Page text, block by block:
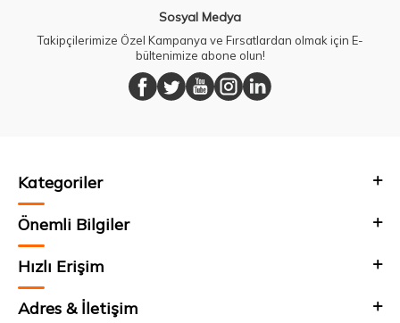
Sosyal Medya
Takipçilerimize Özel Kampanya ve Fırsatlardan olmak için E-
bültenimize abone olun!
Kategoriler
Önemli Bilgiler
Hızlı Erişim
Adres & İletişim